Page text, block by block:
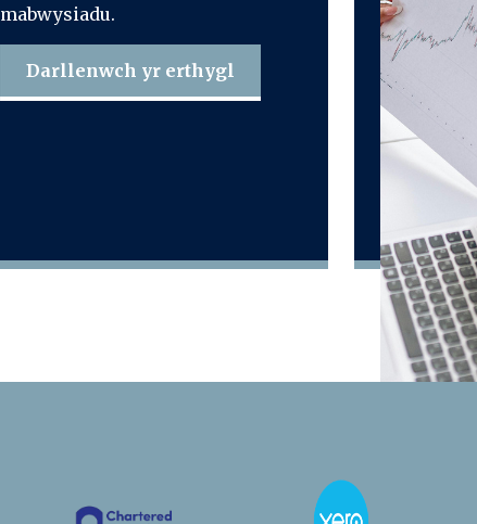
mabwysiadu.
Darllenwch yr erthygl